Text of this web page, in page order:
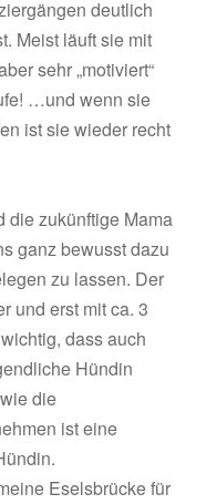
deutlich
Meist läuft sie mit
sehr „motiviert“
…und wenn sie
ist sie wieder recht
die zukünftige Mama
ganz bewusst dazu
zu lassen. Der
und erst mit ca. 3
dass auch
Hündin
die
ist eine
Eselsbrücke für